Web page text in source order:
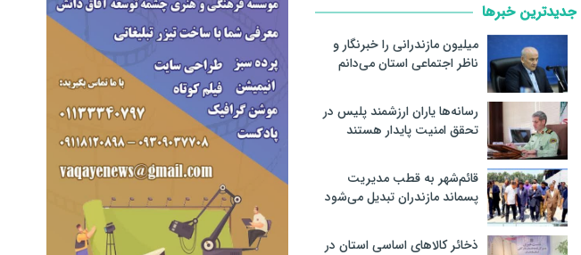
جدیدترین خبرها
میلیون مازندرانی را خبرنگار و
ناظر اجتماعی استان می‌دانم
رسانه‌ها یاران ارزشمند پلیس در
تحقق امنیت پایدار هستند
قائم‌شهر به قطب مدیریت
پسماند مازندران تبدیل می‌شود
ذخائر کالاهای اساسی استان در